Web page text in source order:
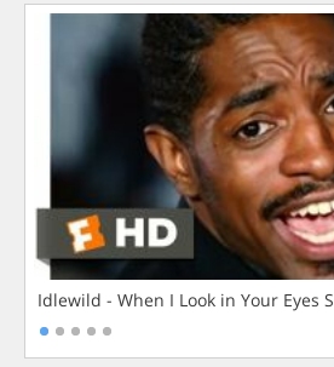
Idlewild - When I Look in Your Eyes